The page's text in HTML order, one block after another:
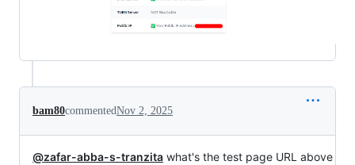
bam80commentedNov 2, 2025
@zafar-abba-s-tranzita what's the test page URL above